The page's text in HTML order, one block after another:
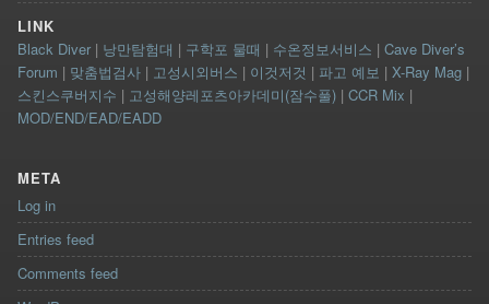
LINK
Black Diver| 낭만탐험대 | 구학포 물때 | 수온정보서비스 | Cave Diver’s
Forum | 맞춤법검사| 고성시외버스 | 이것저것 | 파고 예보 | X-Ray Mag|
스킨스쿠버지수 | 고성해양레포츠아카데미(잠수풀)| CCR Mix |
MOD/END/EAD/EADD
META
Log in
Entries feed
Comments feed